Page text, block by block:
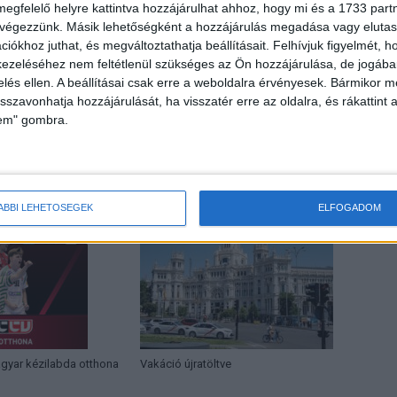
helyre kattintva hozzájárulhat ahhoz, hogy mi és a 1733
Másik lehetőségként a hozzájárulás megadása vagy
juthat, és megváltoztathatja beállításait. Felhívjuk figyelmét,
nem feltétlenül szükséges az Ön hozzájárulása, de
ellen. A beállításai csak erre a weboldalra érvényesek. Bármikor
hozzájárulását, ha visszatér erre az oldalra, és rákattint
gombra.
LEHETŐSÉGEK ELFOGADOM
Következő cikk
kézilabda otthona Vakáció újratöltve